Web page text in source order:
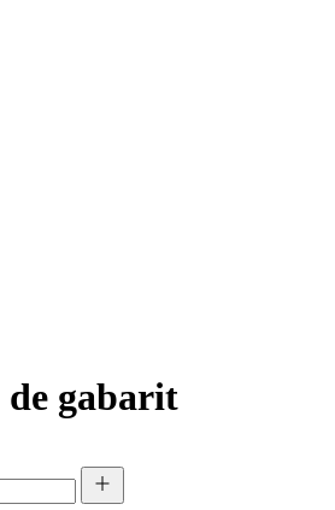
de gabarit